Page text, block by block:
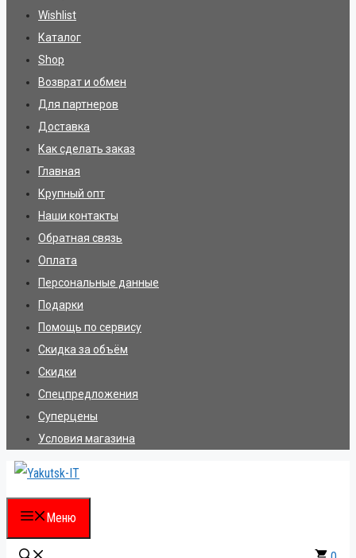
Wishlist
Каталог
Shop
Возврат и обмен
Для партнеров
Доставка
Как сделать заказ
Главная
Крупный опт
Наши контакты
Обратная связь
Оплата
Персональные данные
Подарки
Помощь по сервису
Скидка за объём
Скидки
Спецпредложения
Суперцены
Условия магазина
Меню